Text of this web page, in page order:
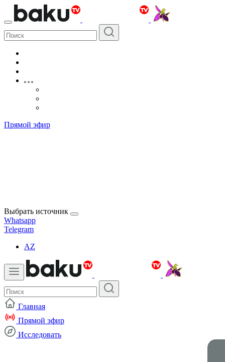
Прямой эфир
Выбрать источник
Whatsapp
Telegram
AZ
Главная
Прямой эфир
Исследовать